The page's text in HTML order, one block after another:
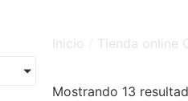
Inicio Tienda online
Mostrando 13